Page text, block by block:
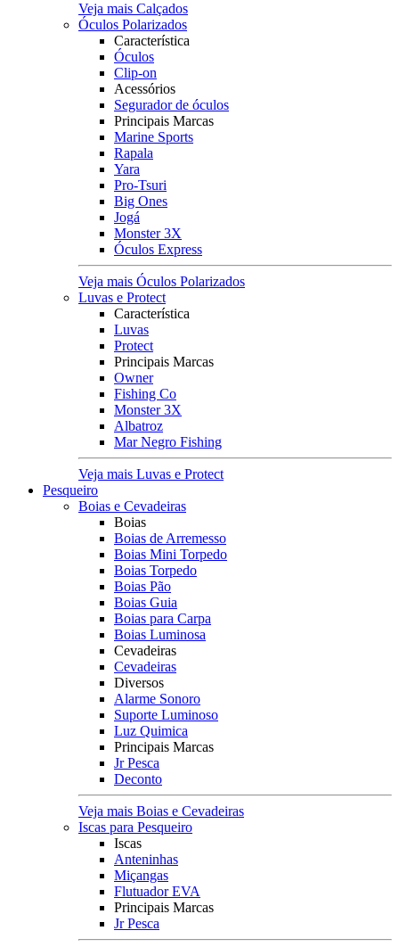
Veja mais Calçados
Óculos Polarizados
Característica
Óculos
Clip-on
Acessórios
Segurador de óculos
Principais Marcas
Marine Sports
Rapala
Yara
Pro-Tsuri
Big Ones
Jogá
Monster 3X
Óculos Express
Veja mais Óculos Polarizados
Luvas e Protect
Característica
Luvas
Protect
Principais Marcas
Owner
Fishing Co
Monster 3X
Albatroz
Mar Negro Fishing
Veja mais Luvas e Protect
Pesqueiro
Boias e Cevadeiras
Boias
Boias de Arremesso
Boias Mini Torpedo
Boias Torpedo
Boias Pão
Boias Guia
Boias para Carpa
Boias Luminosa
Cevadeiras
Cevadeiras
Diversos
Alarme Sonoro
Suporte Luminoso
Luz Quimica
Principais Marcas
Jr Pesca
Deconto
Veja mais Boias e Cevadeiras
Iscas para Pesqueiro
Iscas
Anteninhas
Miçangas
Flutuador EVA
Principais Marcas
Jr Pesca